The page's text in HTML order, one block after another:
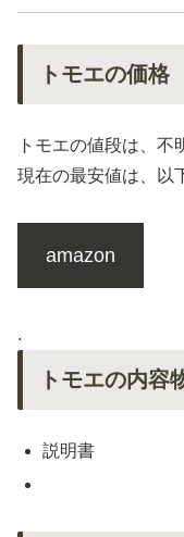
トモエの価格
トモエの値段は、不
現在の最安値は、以
amazon
.
トモエの内容
説明書